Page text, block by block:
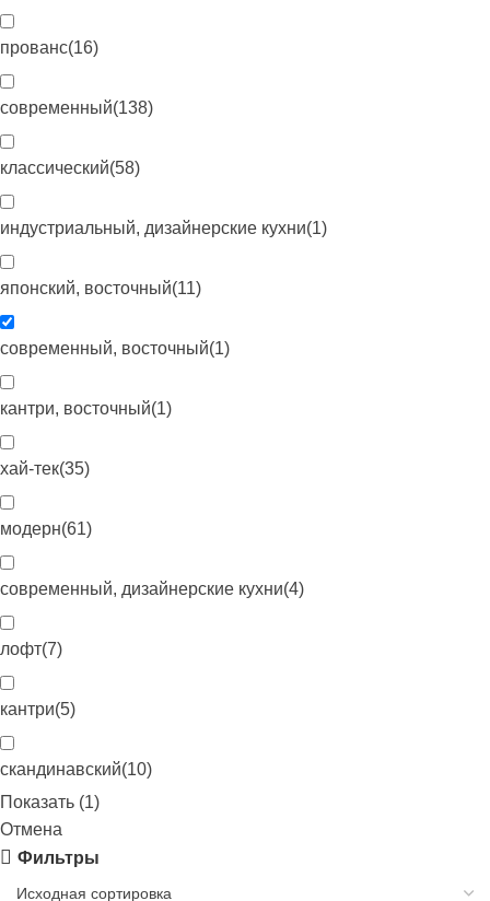
прованс(16)
современный(138)
классический(58)
индустриальный, дизайнерские кухни(1)
японский, восточный(11)
современный, восточный(1)
кантри, восточный(1)
хай-тек(35)
модерн(61)
современный, дизайнерские кухни(4)
лофт(7)
кантри(5)
скандинавский(10)
Показать (1)
Отмена
Фильтры